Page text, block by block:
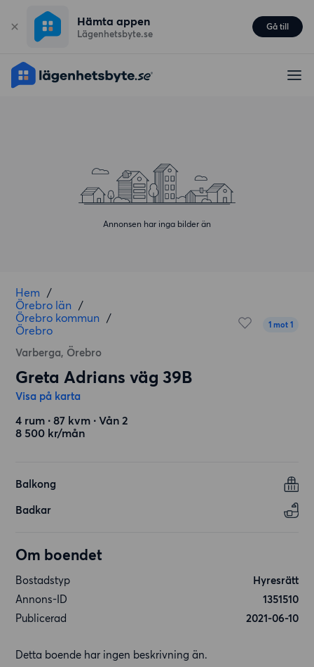
Hämta appen
Lägenhetsbyte.se
Gå till
Annonsen har inga bilder än
Hem /
Örebro län /
Örebro kommun /
Örebro
Varberga, Örebro
1 mot 1
Greta Adrians väg 39B
Visa på karta
4 rum ∙ 87 kvm ∙ Vån 2
8 500 kr/mån
Balkong
Badkar
Om boendet
Bostadstyp
Hyresrätt
Annons-ID
1351510
Publicerad
2021-06-10
Detta boende har ingen beskrivning än.